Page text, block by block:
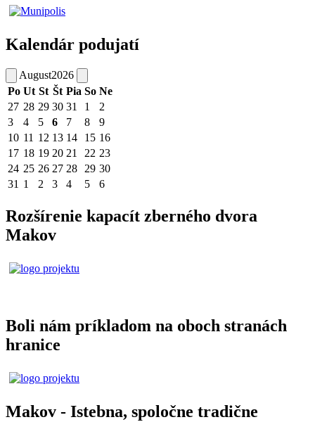
Kalendár podujatí
August2026
Po Ut St Št Pia So Ne
27 28 29 30 31 1
2
3
4 5 6 7 8
9
10 11 12 13 14 15 16
17 18 19 20 21 22 23
24 25 26 27 28 29 30
31 1 2 3 4 5 6
Rozšírenie kapacít zberného dvora
Makov
Boli nám príkladom na oboch stranách
hranice
Makov - Istebna, spoločne tradične